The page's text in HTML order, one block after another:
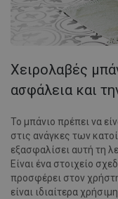
Χειρολαβές
ασφάλεια και
Το μπάνιο πρέπει να
στις ανάγκες των
εξασφαλίσει αυτή τη
Είναι ένα στοιχείο
προσφέρει στον
είναι ιδιαίτερα